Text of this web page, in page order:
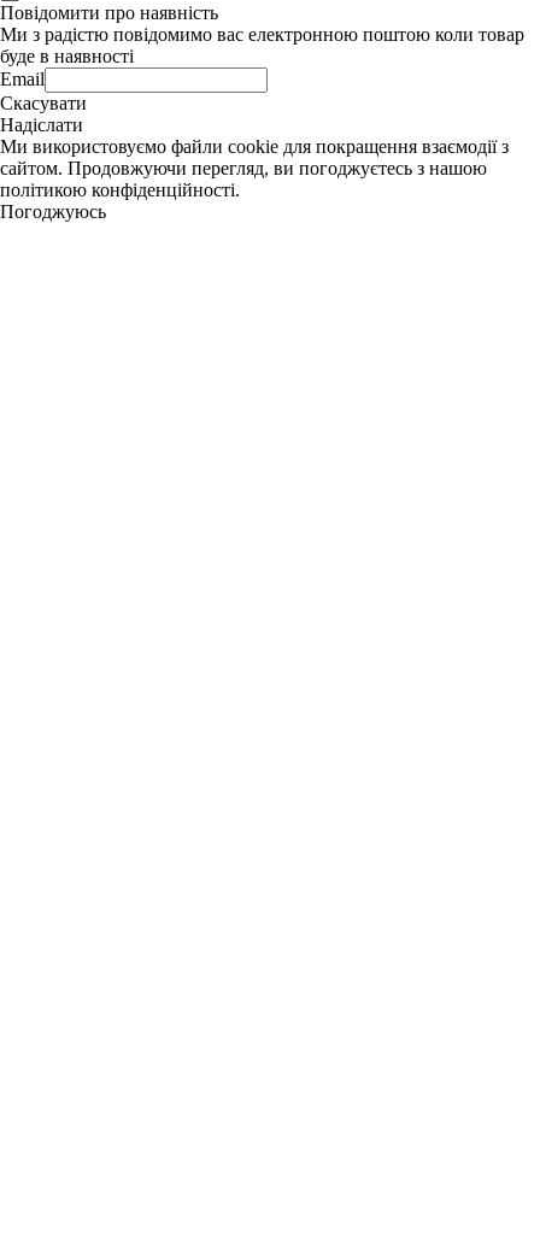
Повідомити про наявність
Ми з радістю повідомимо вас електронною поштою коли товар
буде в наявності
Email
Скасувати
Надіслати
Ми використовуємо файли cookie для покращення взаємодії з
сайтом. Продовжуючи перегляд, ви погоджуєтесь з нашою
політикою конфіденційності.
Погоджуюсь